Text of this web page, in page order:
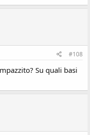
#108
Su quali basi